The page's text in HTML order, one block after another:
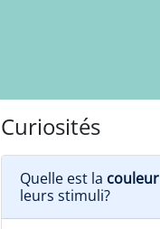
Curiosités
Quelle est la couleur
leurs stimuli?